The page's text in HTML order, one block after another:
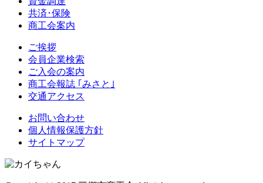
共済･保険
商工会案内
ご挨拶
会員企業検索
ご入会の案内
商工会報誌 ｢みさと｣
交通アクセス
お問い合わせ
個人情報保護方針
サイトマップ